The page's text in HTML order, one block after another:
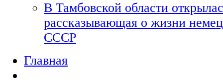
В Тамбовской области
рассказывающая о жизни
СССР
Главная